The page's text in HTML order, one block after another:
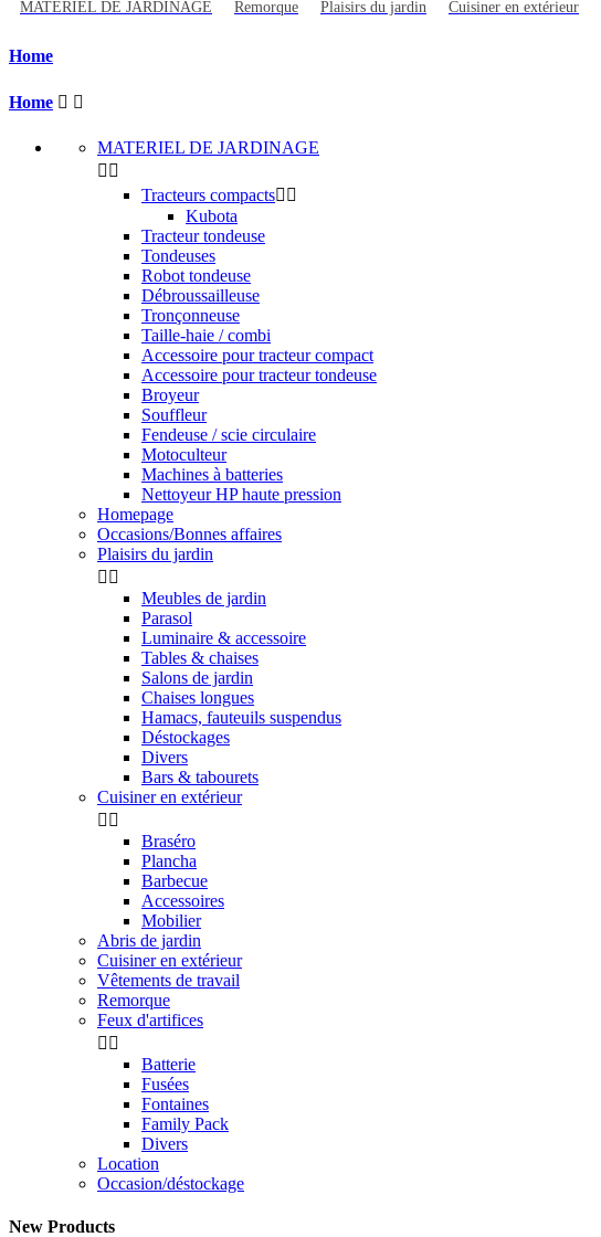
MATERIEL DE JARDINAGE Remorque Plaisirs du jardin Cuisiner en extérieur
Home
Home  
MATERIEL DE JARDINAGE
 
Tracteurs compacts 
Kubota
Tracteur tondeuse
Tondeuses
Robot tondeuse
Débroussailleuse
Tronçonneuse
Taille-haie / combi
Accessoire pour tracteur compact
Accessoire pour tracteur tondeuse
Broyeur
Souffleur
Fendeuse / scie circulaire
Motoculteur
Machines à batteries
Nettoyeur HP haute pression
Homepage
Occasions/Bonnes affaires
Plaisirs du jardin
 
Meubles de jardin
Parasol
Luminaire & accessoire
Tables & chaises
Salons de jardin
Chaises longues
Hamacs, fauteuils suspendus
Déstockages
Divers
Bars & tabourets
Cuisiner en extérieur
 
Braséro
Plancha
Barbecue
Accessoires
Mobilier
Abris de jardin
Cuisiner en extérieur
Vêtements de travail
Remorque
Feux d'artifices
 
Batterie
Fusées
Fontaines
Family Pack
Divers
Location
Occasion/déstockage
New Products